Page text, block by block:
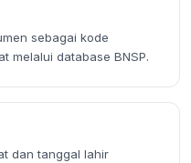
sebagai kode
melalui database BNSP.
dan tanggal lahir